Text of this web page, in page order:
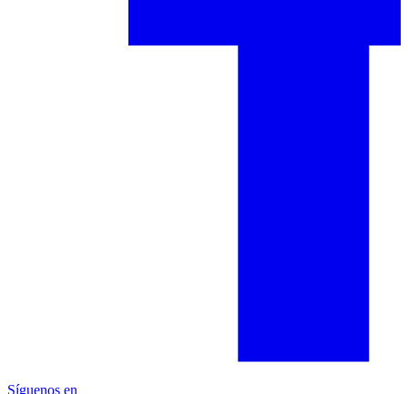
Síguenos en